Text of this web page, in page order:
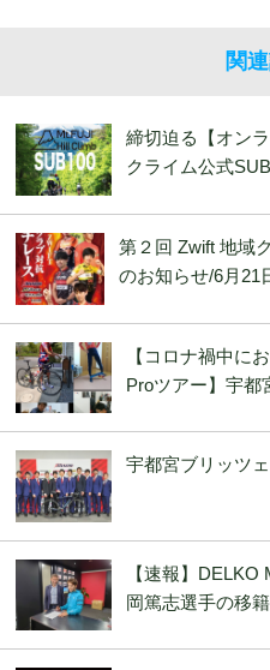
関
締切迫る【オン
クライム公式
第２回 Zwift 地域
のお知らせ/6月21
【コロナ禍中に
Proツアー】宇
宇都宮ブリッツ
【速報】
岡篤志選手の移